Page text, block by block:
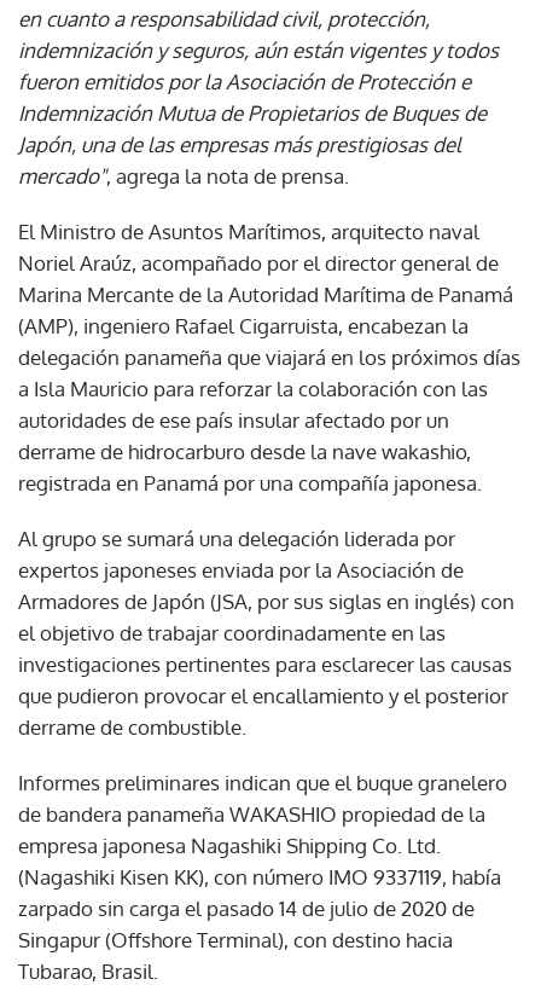
en cuanto a responsabilidad civil, protección,
indemnización y seguros, aún están vigentes y todos
fueron emitidos por la Asociación de Protección e
Indemnización Mutua de Propietarios de Buques de
Japón, una de las empresas más prestigiosas del
mercado", agrega la nota de prensa.
El Ministro de Asuntos Marítimos, arquitecto naval
Noriel Araúz, acompañado por el director general de
Marina Mercante de la Autoridad Marítima de Panamá
(AMP), ingeniero Rafael Cigarruista, encabezan la
delegación panameña que viajará en los próximos días
a Isla Mauricio para reforzar la colaboración con las
autoridades de ese país insular afectado por un
derrame de hidrocarburo desde la nave wakashio,
registrada en Panamá por una compañía japonesa.
Al grupo se sumará una delegación liderada por
expertos japoneses enviada por la Asociación de
Armadores de Japón (JSA, por sus siglas en inglés) con
el objetivo de trabajar coordinadamente en las
investigaciones pertinentes para esclarecer las causas
que pudieron provocar el encallamiento y el posterior
derrame de combustible.
Informes preliminares indican que el buque granelero
de bandera panameña WAKASHIO propiedad de la
empresa japonesa Nagashiki Shipping Co. Ltd.
(Nagashiki Kisen KK), con número IMO 9337119, había
zarpado sin carga el pasado 14 de julio de 2020 de
Singapur (Offshore Terminal), con destino hacia
Tubarao, Brasil.